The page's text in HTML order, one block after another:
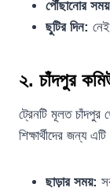
পৌঁছানোর
ছুটির দিন: নেই
২. চাঁদপুর
ট্রেনটি মূলত চাঁদপুর
শিক্ষার্থীদের জন্য
ছাড়ার সময়: